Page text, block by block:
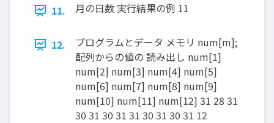
11. 月の日数 実行結果の例 11
12.
プログラムとデータ メモリ num[m];
配列からの値の 読み出し num[1]
num[2] num[3] num[4] num[5]
num[6] num[7] num[8] num[9]
num[10] num[11] num[12] 31 28 31
30 31 30 31 31 30 31 30 31 12